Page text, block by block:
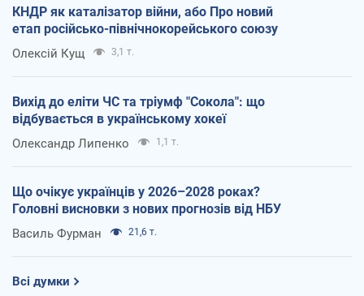
КНДР як каталізатор війни, або Про новий
етап російсько-північнокорейського союзу
Олексій Кущ 3,1 т.
Вихід до еліти ЧС та тріумф "Сокола": що
відбувається в українському хокеї
Олександр Липенко 1,1 т.
Що очікує українців у 2026–2028 роках?
Головні висновки з нових прогнозів від НБУ
Василь Фурман 21,6 т.
Всі думки